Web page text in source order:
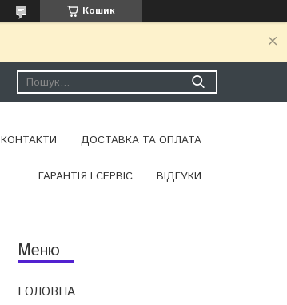
Кошик
КОНТАКТИ ДОСТАВКА ТА ОПЛАТА
ГАРАНТІЯ І СЕРВІС ВІДГУКИ
ГОЛОВНА